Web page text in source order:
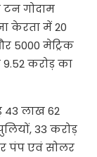
टन गोदाम
केरता में 20
5000 मेट्रिक
करोड़ का
43 लाख 62
33 करोड़
पंप एवं सोलर